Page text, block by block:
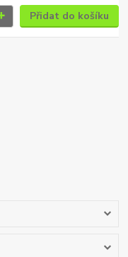
Přidat do košíku